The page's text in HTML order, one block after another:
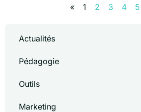
« 1 2 3 4 5
Actualités
Pédagogie
Outils
Marketing